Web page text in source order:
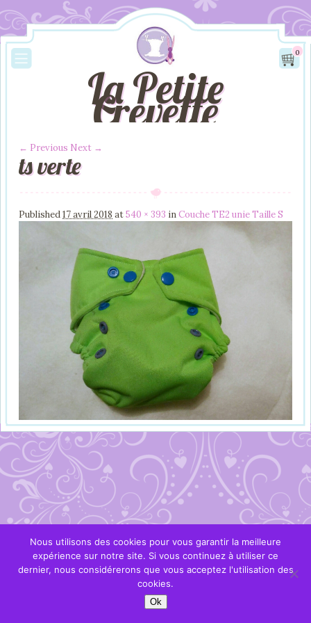
La Petite
Crevette
0
Image navigation
← Previous Next →
ts verte
Published17 avril 2018 at540 × 393 inCouche TE2 unie Taille S
Nous utilisons des cookies pour vous garantir la meilleure
expérience sur notre site. Si vous continuez à utiliser ce
dernier, nous considérerons que vous acceptez l'utilisation des
cookies.
Ok